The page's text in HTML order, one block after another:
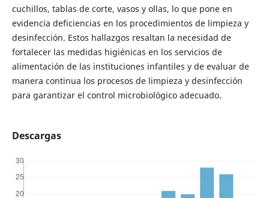
cuchillos, tablas de corte, vasos y ollas, lo que pone en
evidencia deficiencias en los procedimientos de limpieza y
desinfección. Estos hallazgos resaltan la necesidad de
fortalecer las medidas higiénicas en los servicios de
alimentación de las instituciones infantiles y de evaluar de
manera continua los procesos de limpieza y desinfección
para garantizar el control microbiológico adecuado.
Descargas